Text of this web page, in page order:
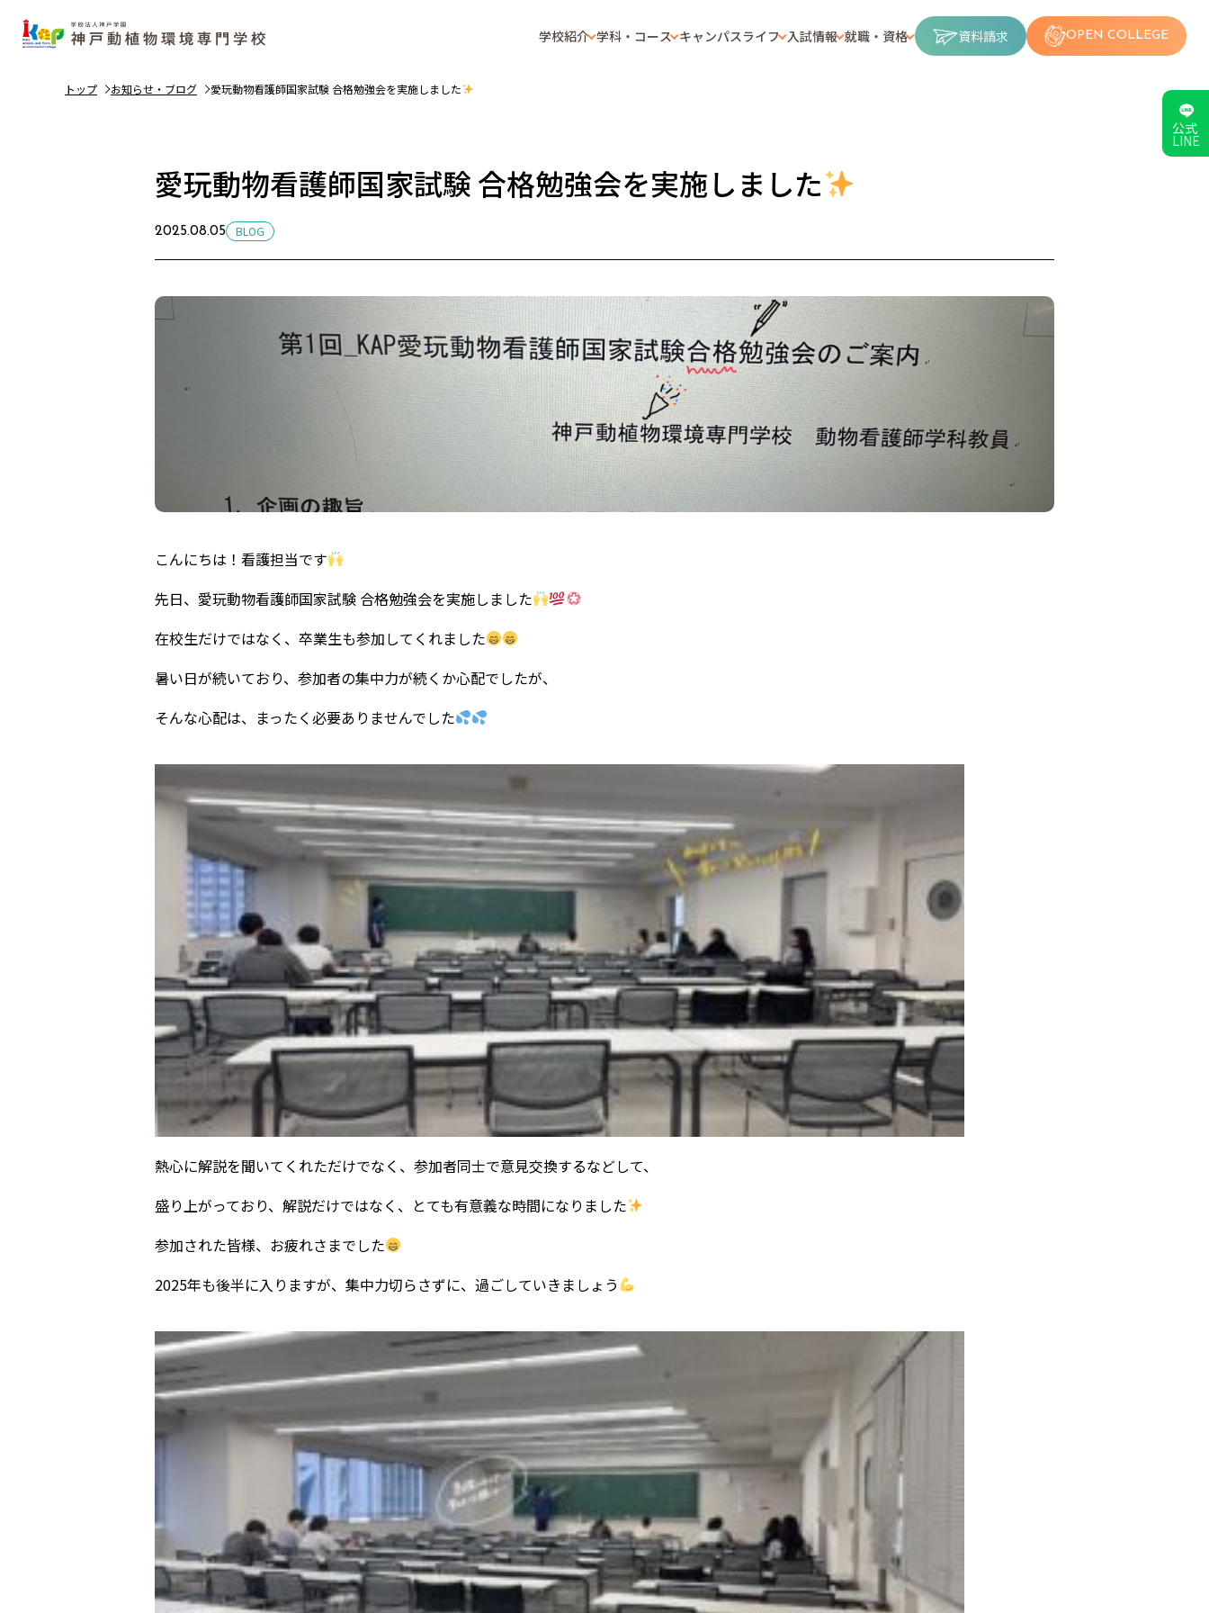
学校紹介 学科・コース キャンパスライフ 入試情報 就職・資格 資料請求 OPEN COLLEGE
公式
LINE
トップ お知らせ・ブログ 愛玩動物看護師国家試験 合格勉強会を実施しました
愛玩動物看護師国家試験 合格勉強会を実施しました
2025.08.05 BLOG
こんにちは！看護担当です
先日、愛玩動物看護師国家試験 合格勉強会を実施しました
在校生だけではなく、卒業生も参加してくれました
暑い日が続いており、参加者の集中力が続くか心配でしたが、
そんな心配は、まったく必要ありませんでした
熱心に解説を聞いてくれただけでなく、参加者同士で意見交換するなどして、
盛り上がっており、解説だけではなく、とても有意義な時間になりました
参加された皆様、お疲れさまでした
2025年も後半に入りますが、集中力切らさずに、過ごしていきましょう